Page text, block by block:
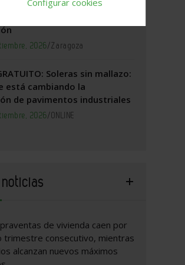
2026/Zaragoza
Soleras sin mallazo:
está cambiando la
de pavimentos industriales
2026/ONLINE
de vivienda caen por
trimestre consecutivo, mientras
alcanzan nuevos máximos